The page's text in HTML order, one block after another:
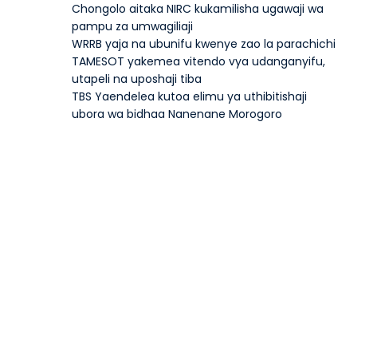
Chongolo aitaka NIRC kukamilisha ugawaji wa
pampu za umwagiliaji
WRRB yaja na ubunifu kwenye zao la parachichi
TAMESOT yakemea vitendo vya udanganyifu,
utapeli na uposhaji tiba
TBS Yaendelea kutoa elimu ya uthibitishaji
ubora wa bidhaa Nanenane Morogoro